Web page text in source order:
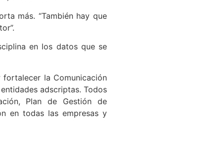
más. “También hay que
en los datos que se
la Comunicación
adscriptas. Todos
Plan de Gestión de
en todas las empresas y